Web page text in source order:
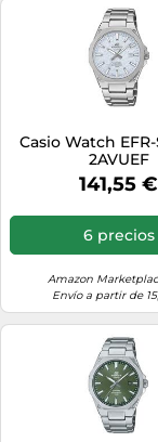
Casio Watch EFR-
2AVUEF
141,55 €
6 precios
Amazon
Envío a partir de